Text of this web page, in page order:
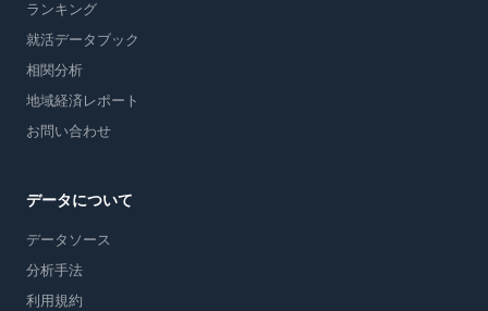
ランキング
就活データブック
相関分析
地域経済レポート
お問い合わせ
データについて
データソース
分析手法
利用規約